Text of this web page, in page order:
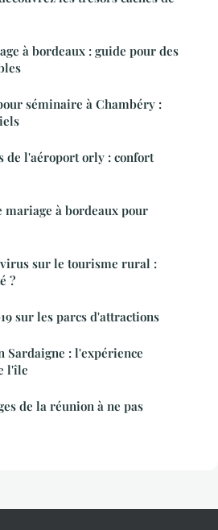
à bordeaux : guide pour des
séminaire à Chambéry :
de l'aéroport orly : confort
mariage à bordeaux pour
sur le tourisme rural :
?
sur les parcs d'attractions
Sardaigne : l'expérience
l'île
de la réunion à ne pas